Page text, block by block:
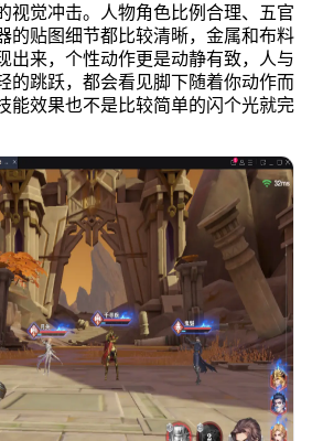
视觉冲击。人物角色比例合理、五官
的贴图细节都比较清晰，金属和布料
出来，个性动作更是动静有致，人与
的跳跃，都会看见脚下随着你动作而
能效果也不是比较简单的闪个光就完